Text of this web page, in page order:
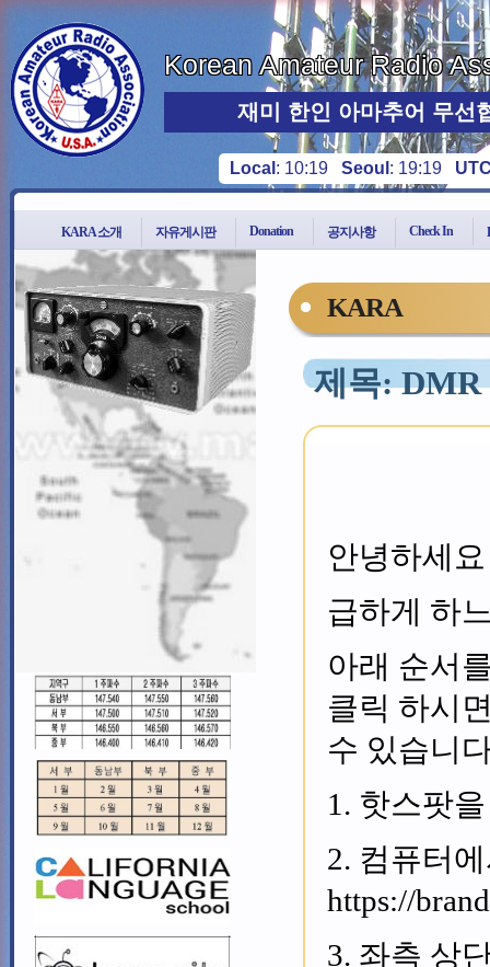
Korean Amateur Radio
재미 한인 아마추어 무선
Local : 10:19 Seoul : 19:19
KARA 소개 자유게시판 Donation 공지사항 Check In
KARA
제목: DMR
안녕하세
급하게 하
아래 순서
클릭 하시
수 있습니
1. 핫스팟
2. 컴퓨터
https://
3. 좌측 상